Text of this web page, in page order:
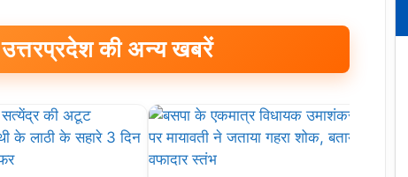
उत्तरप्रदेश की अन्य खबरें